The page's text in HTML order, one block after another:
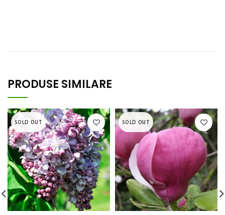
PRODUSE SIMILARE
SOLD OUT SOLD OUT